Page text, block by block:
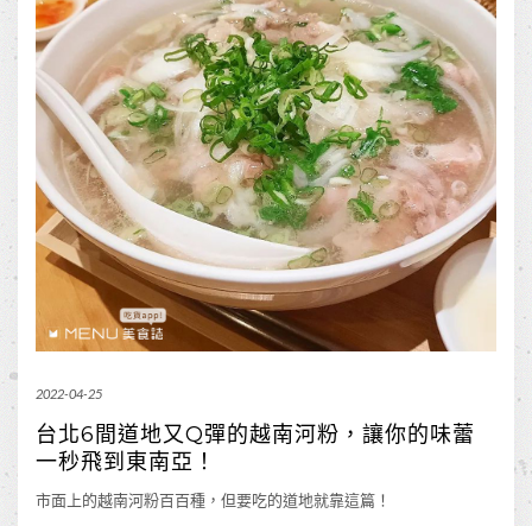
2022-04-25
台北6間道地又Q彈的越南河粉，讓你的味蕾
一秒飛到東南亞！
市面上的越南河粉百百種，但要吃的道地就靠這篇！